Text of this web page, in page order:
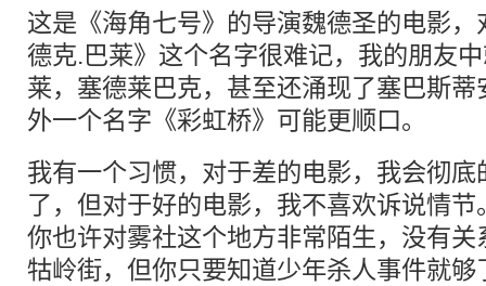
这是《海角七号》的导演魏德圣的电影
德克.巴莱》这个名字很难记，我的朋友
莱，塞德莱巴克，甚至还涌现了塞巴斯
外一个名字《彩虹桥》可能更顺口。
我有一个习惯，对于差的电影，我会彻
了，但对于好的电影，我不喜欢诉说情
你也许对雾社这个地方非常陌生，没有
牯岭街，但你只要知道少年杀人事件就